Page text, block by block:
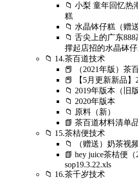
📁 小梨 童年回忆热
糕
📁 水晶钵仔糕（赠
📁 舌尖上的广东
撑起店招的水晶砵
📁 14.茶百道技术
📕 （2021年版）茶
📕 【5月更新新品】
📁 2019年版本（旧
📁 2020年版本
📁 原料（新）
📗 茶百道材料清单
📁 15.茶桔便技术
📁 （赠送）奶茶视
📗 hey juice茶桔便（
sop19.3.22.xls
📁 16.茶千岁技术